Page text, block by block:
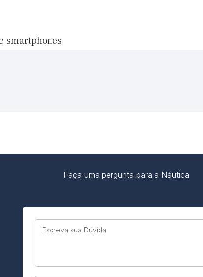
smartphones
Faça uma pergunta para a Náutica
Escreva sua Dúvida